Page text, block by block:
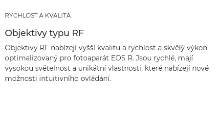
RYCHLOST A KVALITA
Objektivy typu RF
Objektivy RF nabízejí vyšší kvalitu a rychlost a skvělý výkon
optimalizovaný pro fotoaparát EOS R. Jsou rychlé, mají
vysokou světelnost a unikátní vlastnosti, které nabízejí nové
možnosti intuitivního ovládání.